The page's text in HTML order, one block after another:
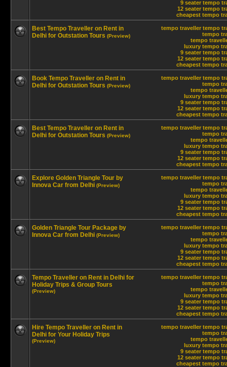
9 seater tempo
12 seater tempo
cheapest tempo
tempo traveller tempo
tempo
tempo
luxury tempo
9 seater tempo
12 seater tempo
cheapest tempo
Best Tempo Traveller on Rent in
Delhi for Outstation Tours (Preview)
tempo traveller tempo
tempo
tempo
luxury tempo
9 seater tempo
12 seater tempo
cheapest tempo
Book Tempo Traveller on Rent in
Delhi for Outstation Tours (Preview)
tempo traveller tempo
tempo
tempo
luxury tempo
9 seater tempo
12 seater tempo
cheapest tempo
Best Tempo Traveller on Rent in
Delhi for Outstation Tours (Preview)
tempo traveller tempo
tempo
tempo
luxury tempo
9 seater tempo
12 seater tempo
cheapest tempo
Explore Golden Triangle Tour by
Innova Car from Delhi (Preview)
tempo traveller tempo
tempo
tempo
luxury tempo
9 seater tempo
12 seater tempo
cheapest tempo
Golden Triangle Tour Package by
Innova Car from Delhi (Preview)
tempo traveller tempo
tempo
tempo
luxury tempo
9 seater tempo
12 seater tempo
cheapest tempo
Tempo Traveller on Rent in Delhi for
Holiday Trips & Group Tours
(Preview)
tempo traveller tempo
tempo
tempo
luxury tempo
9 seater tempo
12 seater tempo
cheapest tempo
Hire Tempo Traveller on Rent in
Delhi for Your Holiday Trips
(Preview)